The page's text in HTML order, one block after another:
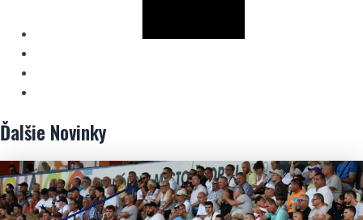
Ďalšie Novinky